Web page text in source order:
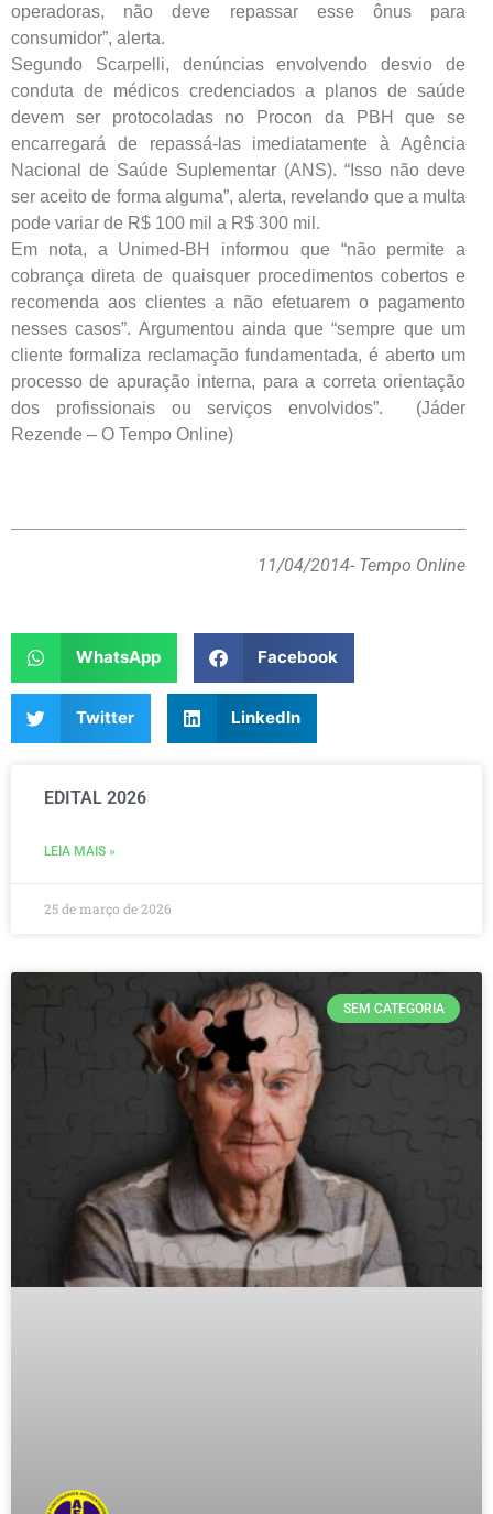
operadoras, não deve repassar esse ônus para
consumidor”, alerta.
Segundo Scarpelli, denúncias envolvendo desvio de
conduta de médicos credenciados a planos de saúde
devem ser protocoladas no Procon da PBH que se
encarregará de repassá-las imediatamente à Agência
Nacional de Saúde Suplementar (ANS). “Isso não deve
ser aceito de forma alguma”, alerta, revelando que a multa
pode variar de R$ 100 mil a R$ 300 mil.
Em nota, a Unimed-BH informou que “não permite a
cobrança direta de quaisquer procedimentos cobertos e
recomenda aos clientes a não efetuarem o pagamento
nesses casos”. Argumentou ainda que “sempre que um
cliente formaliza reclamação fundamentada, é aberto um
processo de apuração interna, para a correta orientação
dos profissionais ou serviços envolvidos”. (Jáder
Rezende – O Tempo Online)
11/04/2014- Tempo Online
WhatsApp Facebook
Twitter LinkedIn
EDITAL 2026
LEIA MAIS »
25 de março de 2026
SEM CATEGORIA